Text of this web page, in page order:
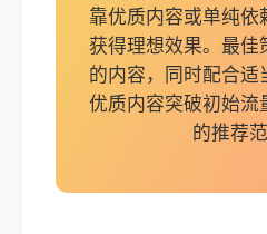
靠优质内容或单纯依
获得理想效果。最佳
的内容，同时配合适
优质内容突破初始流
的推荐范